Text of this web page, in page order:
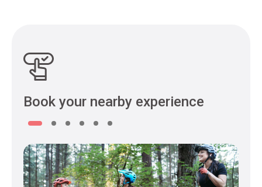
Book your nearby experience